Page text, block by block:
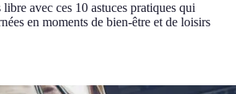
avec ces 10 astuces pratiques qui
en moments de bien-être et de loisirs